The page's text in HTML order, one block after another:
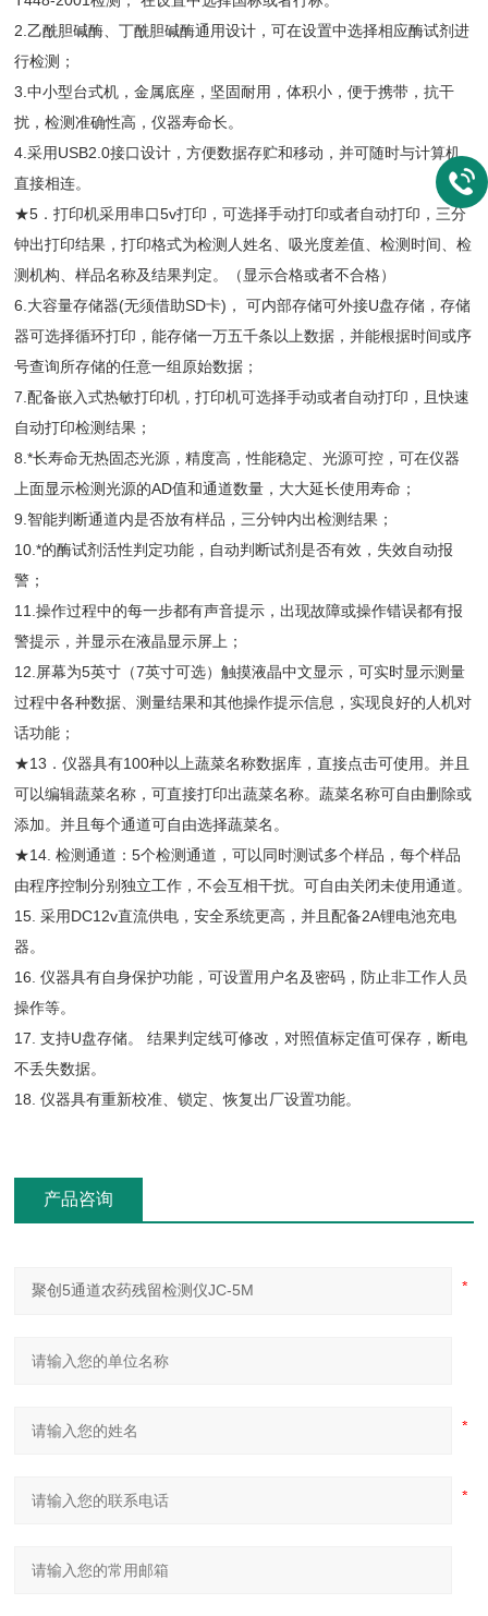
2.乙酰胆碱酶、丁酰胆碱酶通用设计，可在设置中选择相应酶试剂进
行检测；
3.中小型台式机，金属底座，坚固耐用，体积小，便于携带，抗干
扰，检测准确性高，仪器寿命长。
4.采用USB2.0接口设计，方便数据存贮和移动，并可随时与计算机
直接相连。
★5．打印机采用串口5v打印，可选择手动打印或者自动打印，三分
钟出打印结果，打印格式为检测人姓名、吸光度差值、检测时间、检
测机构、样品名称及结果判定。（显示合格或者不合格）
6.大容量存储器(无须借助SD卡)， 可内部存储可外接U盘存储，存储
器可选择循环打印，能存储一万五千条以上数据，并能根据时间或序
号查询所存储的任意一组原始数据；
7.配备嵌入式热敏打印机，打印机可选择手动或者自动打印，且快速
自动打印检测结果；
8.*长寿命无热固态光源，精度高，性能稳定、光源可控，可在仪器
上面显示检测光源的AD值和通道数量，大大延长使用寿命；
9.智能判断通道内是否放有样品，三分钟内出检测结果；
10.*的酶试剂活性判定功能，自动判断试剂是否有效，失效自动报
警；
11.操作过程中的每一步都有声音提示，出现故障或操作错误都有报
警提示，并显示在液晶显示屏上；
12.屏幕为5英寸（7英寸可选）触摸液晶中文显示，可实时显示测量
过程中各种数据、测量结果和其他操作提示信息，实现良好的人机对
话功能；
★13．仪器具有100种以上蔬菜名称数据库，直接点击可使用。并且
可以编辑蔬菜名称，可直接打印出蔬菜名称。蔬菜名称可自由删除或
添加。并且每个通道可自由选择蔬菜名。
★14. 检测通道：5个检测通道，可以同时测试多个样品，每个样品
由程序控制分别独立工作，不会互相干扰。可自由关闭未使用通道。
15. 采用DC12v直流供电，安全系统更高，并且配备2A锂电池充电
器。
16. 仪器具有自身保护功能，可设置用户名及密码，防止非工作人员
操作等。
17. 支持U盘存储。 结果判定线可修改，对照值标定值可保存，断电
不丢失数据。
18. 仪器具有重新校准、锁定、恢复出厂设置功能。
产品咨询